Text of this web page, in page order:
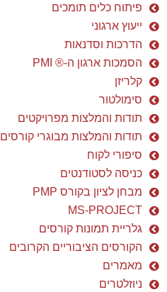
פיתוח כלים תומכים
ייעוץ ארגוני
הדרכות וסדנאות
הסמכות ארגון ה-® PMI
קלריזן
סימולטור
תודות והמלצות מפרויקטים
תודות והמלצות מבוגרי קורסים
סיפורי לקוח
כניסה לסטודנטים
מבחן לציון בקורס PMP
MS-PROJECT
גלריית תמונות קורסים
הקורסים הציבוריים הקרובים
מאמרים
ניוזלטרים